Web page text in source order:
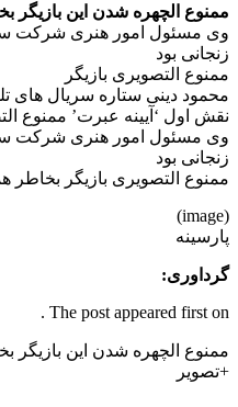
ممنوع الچهره شدن این بازیگر
وی مسئول امور هنری شرکت
زنجانی بود
ممنوع التصویری بازیگر
محمود دینی ستاره سریال های
نقش اول ‘آیینه عبرت’ ممنوع
وی مسئول امور هنری شرکت
زنجانی بود
ممنوع التصویری بازیگر بخاطر
(image)
پارسینه
گرداوری:
The post appeared first on .
ممنوع الچهره شدن این بازیگر
+تصویر